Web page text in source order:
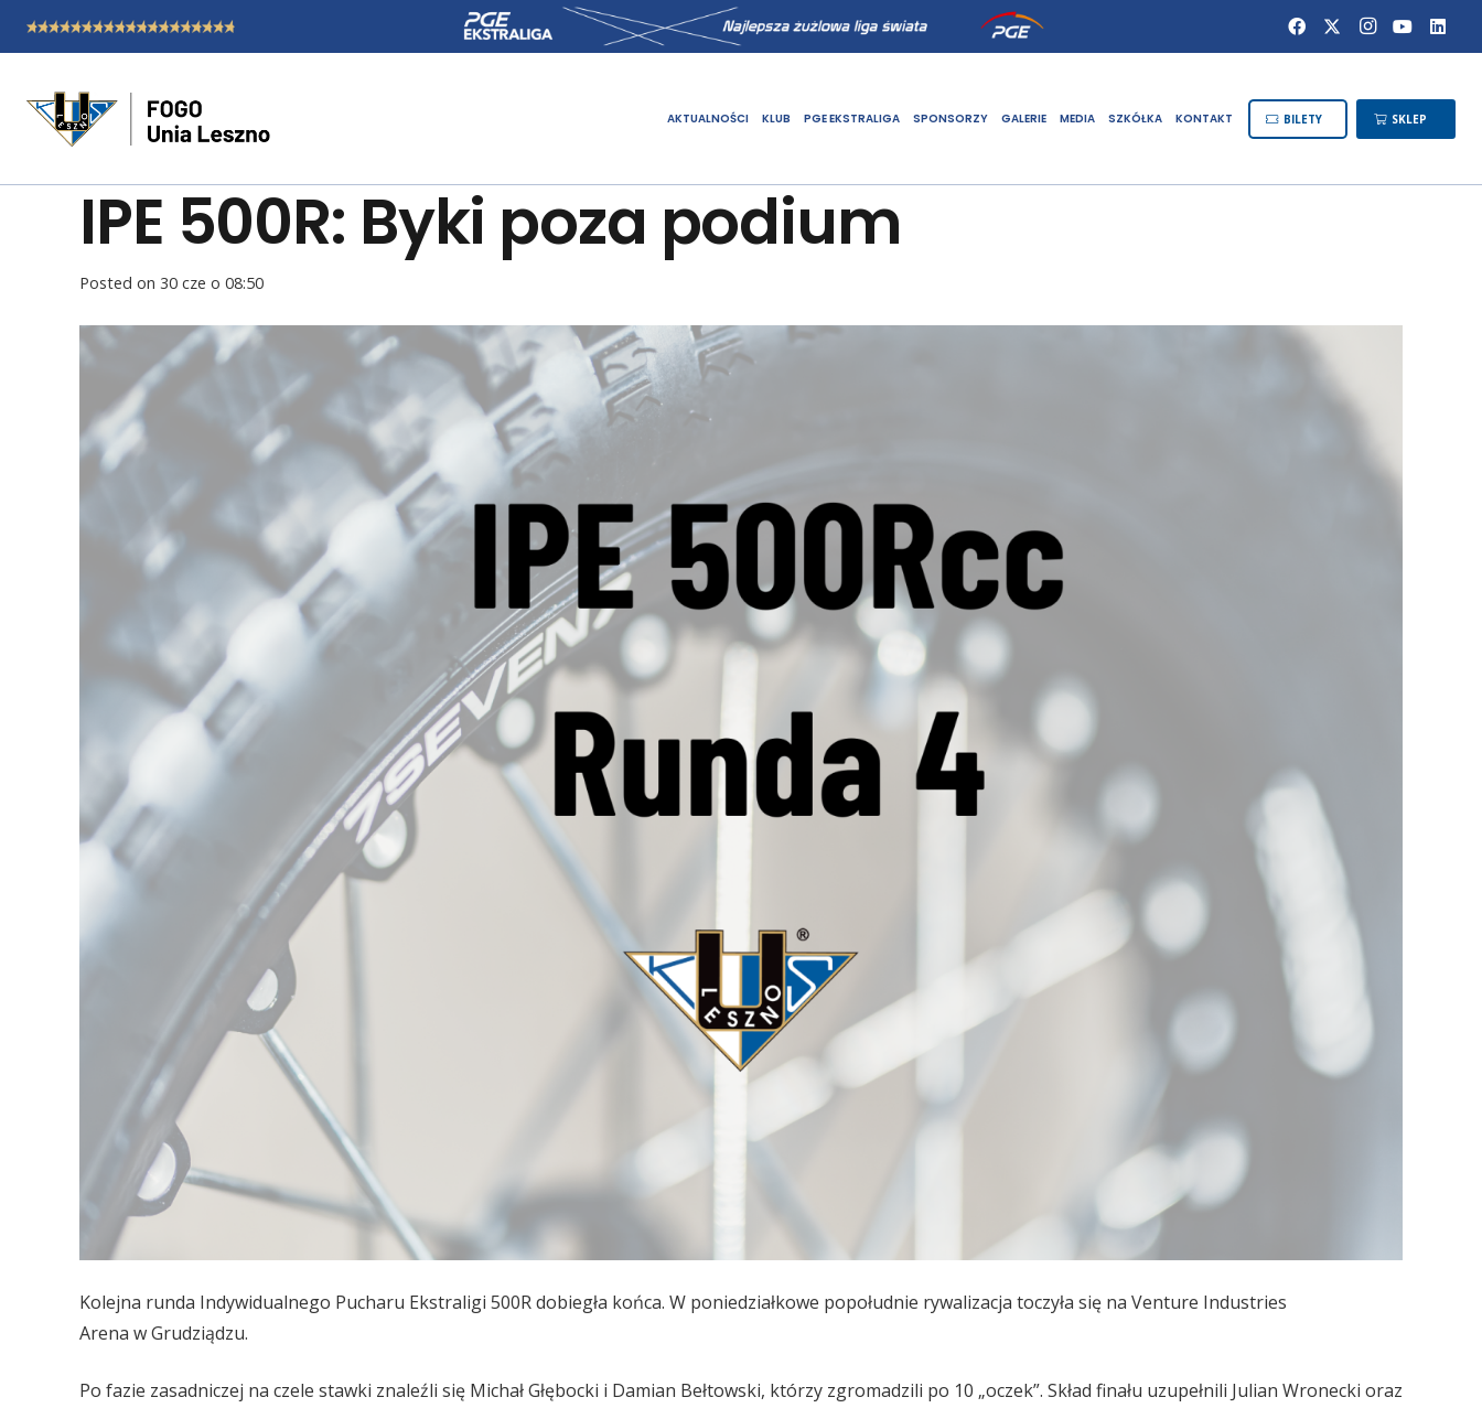
AKTUALNOŚCI KLUB PGE EKSTRALIGA SPONSORZY GALERIE MEDIA SZKÓŁKA KONTAKT BILETY SKLEP
IPE 500R: Byki poza podium
Posted on 30 cze o 08:50
Kolejna runda Indywidualnego Pucharu Ekstraligi 500R dobiegła końca. W poniedziałkowe popołudnie rywalizacja toczyła się na Venture Industries
Arena w Grudziądzu.
Po fazie zasadniczej na czele stawki znaleźli się Michał Głębocki i Damian Bełtowski, którzy zgromadzili po 10 „oczek”. Skład finału uzupełnili Julian Wronecki oraz